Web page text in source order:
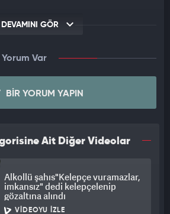
diyor. Sevgili başkan bütçe
salonda olması lazım. Salonda hiçbir
açıklamadınız. Ondan sonra tutup
Ben Burak Elmas başkanı mali yönden
ibra etmedim. Kendisi de bizi ibra
DEVAMINI GÖR
Var
BIR YORUM YAPIN
Ait Diğer Videolar
Alkollü şahıs"Kelepçe vuramazlar,
imkansız" dedi kelepçelenip
gözaltına alındı
VIDEOYU İZLE